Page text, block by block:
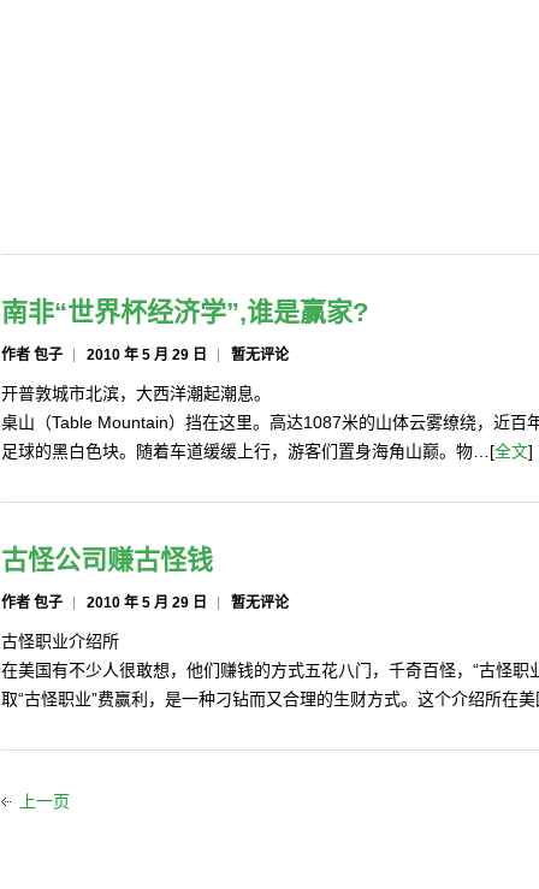
南非“世界杯经济学”,谁是赢家?
作者 包子 2010 年 5 月 29 日 暂无评论
开普敦城市北滨，大西洋潮起潮息。
桌山（Table Mountain）挡在这里。高达1087米的山体云雾缭绕，近百
足球的黑白色块。随着车道缓缓上行，游客们置身海角山巅。物…[全文]
古怪公司赚古怪钱
作者 包子 2010 年 5 月 29 日 暂无评论
古怪职业介绍所
在美国有不少人很敢想，他们赚钱的方式五花八门，千奇百怪，“古怪职
取“古怪职业”费赢利，是一种刁钻而又合理的生财方式。这个介绍所在
上一页